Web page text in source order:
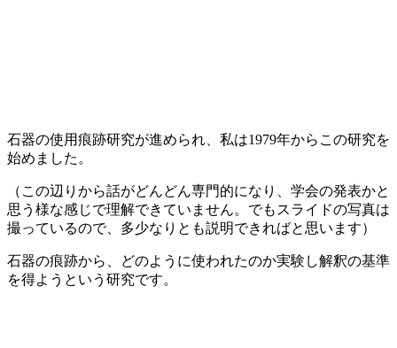
石器の使用痕跡研究が進められ、私は1979年からこの研究を
始めました。
（この辺りから話がどんどん専門的になり、学会の発表かと
思う様な感じで理解できていません。でもスライドの写真は
撮っているので、多少なりとも説明できればと思います）
石器の痕跡から、どのように使われたのか実験し解釈の基準
を得ようという研究です。